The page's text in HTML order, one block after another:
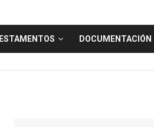
ESTAMENTOS DOCUMENTACIÓN